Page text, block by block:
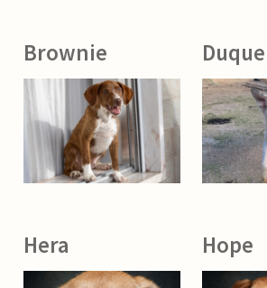
Brownie Duque
Hera Hope